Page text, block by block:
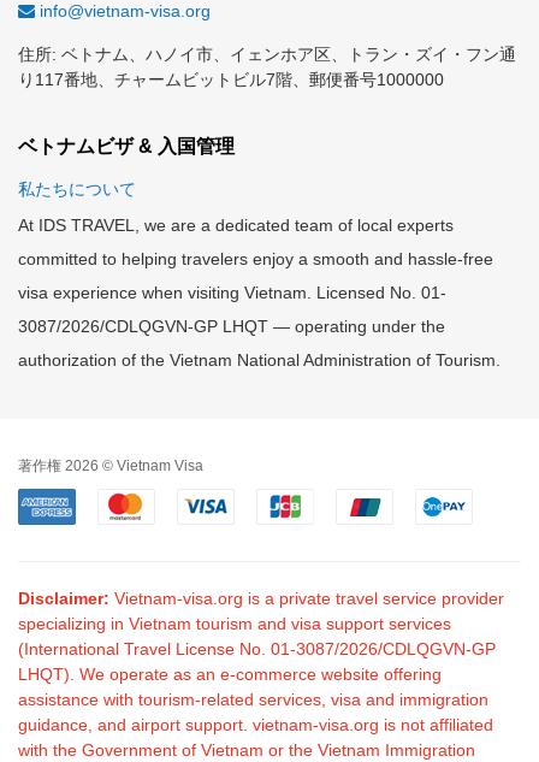
info@vietnam-visa.org
住所: ベトナム、ハノイ市、イェンホア区、トラン・ズイ・フン通
り117番地、チャームビットビル7階、郵便番号1000000
ベトナムビザ & 入国管理
私たちについて
At IDS TRAVEL, we are a dedicated team of local experts
committed to helping travelers enjoy a smooth and hassle-free
visa experience when visiting Vietnam. Licensed No. 01-
3087/2026/CDLQGVN-GP LHQT — operating under the
authorization of the Vietnam National Administration of Tourism.
著作権 2026 © Vietnam Visa
Disclaimer: Vietnam-visa.org is a private travel service provider
specializing in Vietnam tourism and visa support services
(International Travel License No. 01-3087/2026/CDLQGVN-GP
LHQT). We operate as an e-commerce website offering
assistance with tourism-related services, visa and immigration
guidance, and airport support. vietnam-visa.org is not affiliated
with the Government of Vietnam or the Vietnam Immigration